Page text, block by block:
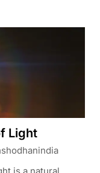
Light